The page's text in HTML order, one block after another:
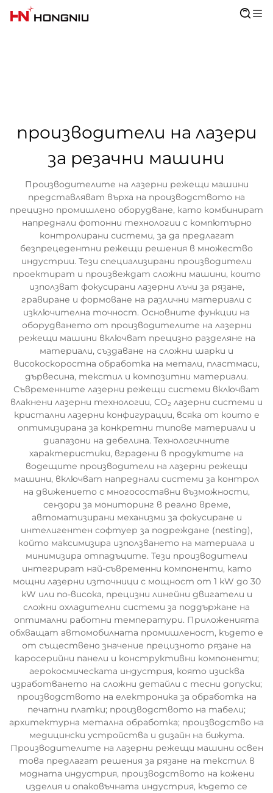
производители на лазери
за резачни машини
Производителите на лазерни режещи машини
представляват върха на производството на
прецизно промишлено оборудване, като комбинират
напреднали фотонни технологии с компютърно
контролирани системи, за да предлагат
безпрецедентни режещи решения в множество
индустрии. Тези специализирани производители
проектират и произвеждат сложни машини, които
използват фокусирани лазерни лъчи за рязане,
гравиране и формоване на различни материали с
изключителна точност. Основните функции на
оборудването от производителите на лазерни
режещи машини включват прецизно разделяне на
материали, създаване на сложни шарки и
високоскоростна обработка на метали, пластмаси,
дървесина, текстил и композитни материали.
Съвременните лазерни режещи системи включват
влакнени лазерни технологии, CO₂ лазерни системи и
кристални лазерни конфигурации, всяка от които е
оптимизирана за конкретни типове материали и
диапазони на дебелина. Технологичните
характеристики, вградени в продуктите на
водещите производители на лазерни режещи
машини, включват напреднали системи за контрол
на движението с многосоставни възможности,
сензори за мониторинг в реално време,
автоматизирани механизми за фокусиране и
интелигентен софтуер за подреждане (nesting),
който максимизира използването на материала и
минимизира отпадъците. Тези производители
интегрират най-съвременни компоненти, като
мощни лазерни източници с мощност от 1 kW до 30
kW или по-висока, прецизни линейни двигатели и
сложни охладителни системи за поддържане на
оптимални работни температури. Приложенията
обхващат автомобилната промишленост, където е
от съществено значение прецизното рязане на
каросерийни панели и конструктивни компоненти;
аерокосмическата индустрия, която изисква
изработването на сложни детайли с тесни допуски;
производството на електроника за обработка на
печатни платки; производството на табели;
архитектурна метална обработка; производство на
медицински устройства и дизайн на бижута.
Производителите на лазерни режещи машини освен
това предлагат решения за рязане на текстил в
модната индустрия, производството на кожени
изделия и опаковъчната индустрия, където се